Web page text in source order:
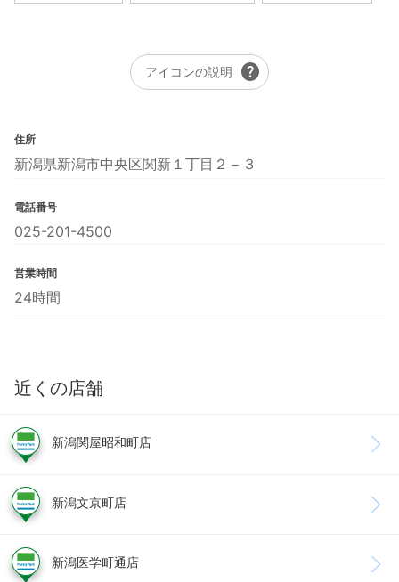
アイコンの説明 help
住所
新潟県新潟市中央区関新１丁目２－３
電話番号
025-201-4500
営業時間
24時間
近くの店舗
新潟関屋昭和町店
新潟文京町店
新潟医学町通店